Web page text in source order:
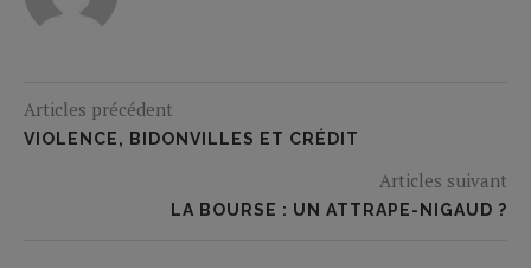
Articles précédent
VIOLENCE, BIDONVILLES ET CRÉDIT
Articles suivant
LA BOURSE : UN ATTRAPE-NIGAUD ?